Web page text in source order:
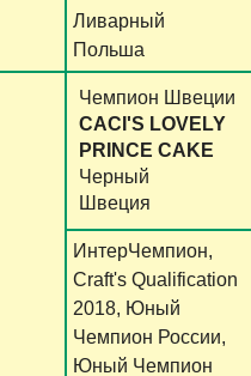
Ливарный
Польша
Чемпион Швеции
CACI'S LOVELY
PRINCE CAKE
Черный
Швеция
ИнтерЧемпион,
Craft's Qualification
2018, Юный
Чемпион России,
Юный Чемпион